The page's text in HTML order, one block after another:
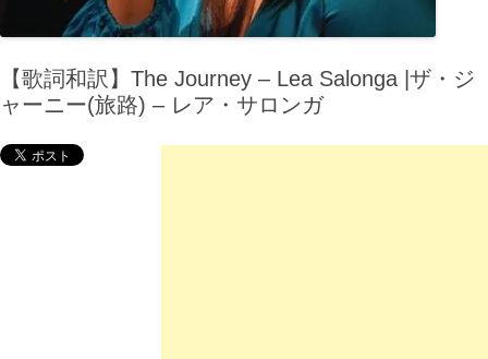
【歌詞和訳】The Journey – Lea Salonga |ザ・ジ
ャーニー(旅路) – レア・サロンガ